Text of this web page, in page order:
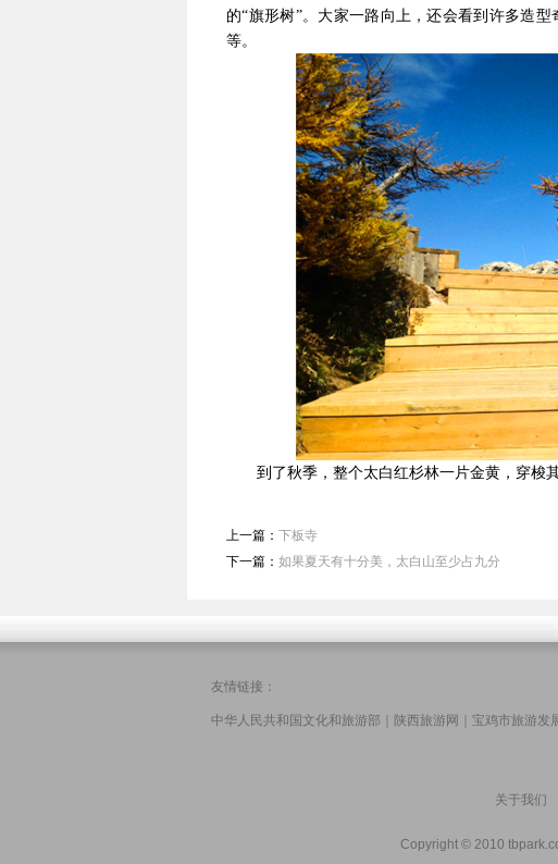
的“旗形树”。大家一路向上，还会看到许多造
等。
到了秋季，整个太白红杉林一片金黄，穿梭其
上一篇： 下板寺
下一篇： 如果夏天有十分美，太白山至少占九分
友情链接：
中华人民共和国文化和旅游部 陕西旅游网 宝鸡市旅游发
关于我们
Copyright © 2010